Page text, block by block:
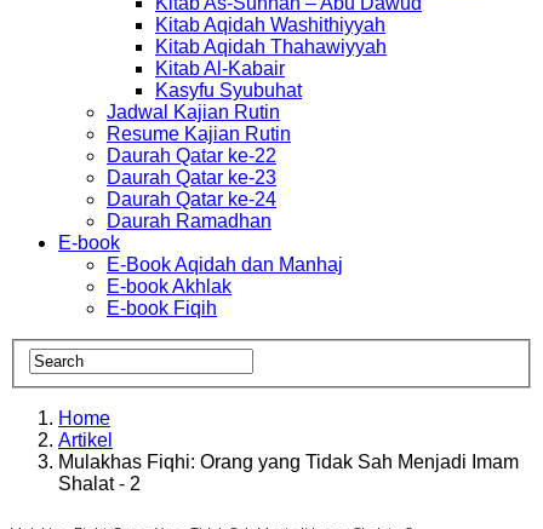
Kitab Aqidah Washithiyyah
Kitab Aqidah Thahawiyyah
Kitab Al-Kabair
Kasyfu Syubuhat
Jadwal Kajian Rutin
Resume Kajian Rutin
Daurah Qatar ke-22
Daurah Qatar ke-23
Daurah Qatar ke-24
Daurah Ramadhan
E-book
E-Book Aqidah dan Manhaj
E-book Akhlak
E-book Fiqih
Home
Artikel
Mulakhas Fiqhi: Orang yang Tidak Sah Menjadi Imam
Shalat - 2